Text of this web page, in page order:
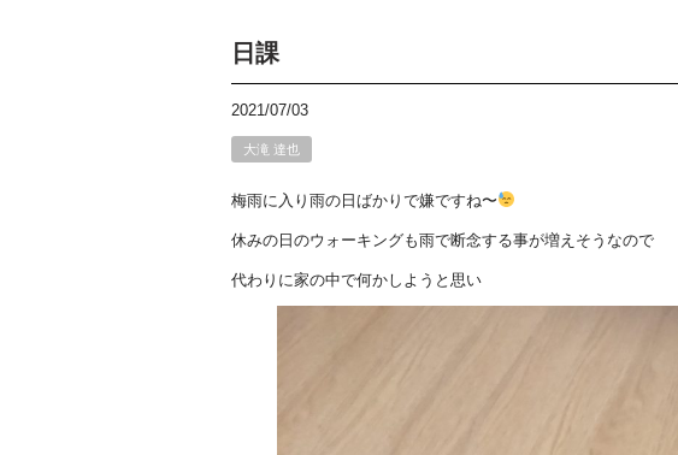
日課
2021/07/03
大滝 達也
梅雨に入り雨の日ばかりで嫌ですね〜
休みの日のウォーキングも雨で断念する事が増えそうなので
代わりに家の中で何かしようと思い